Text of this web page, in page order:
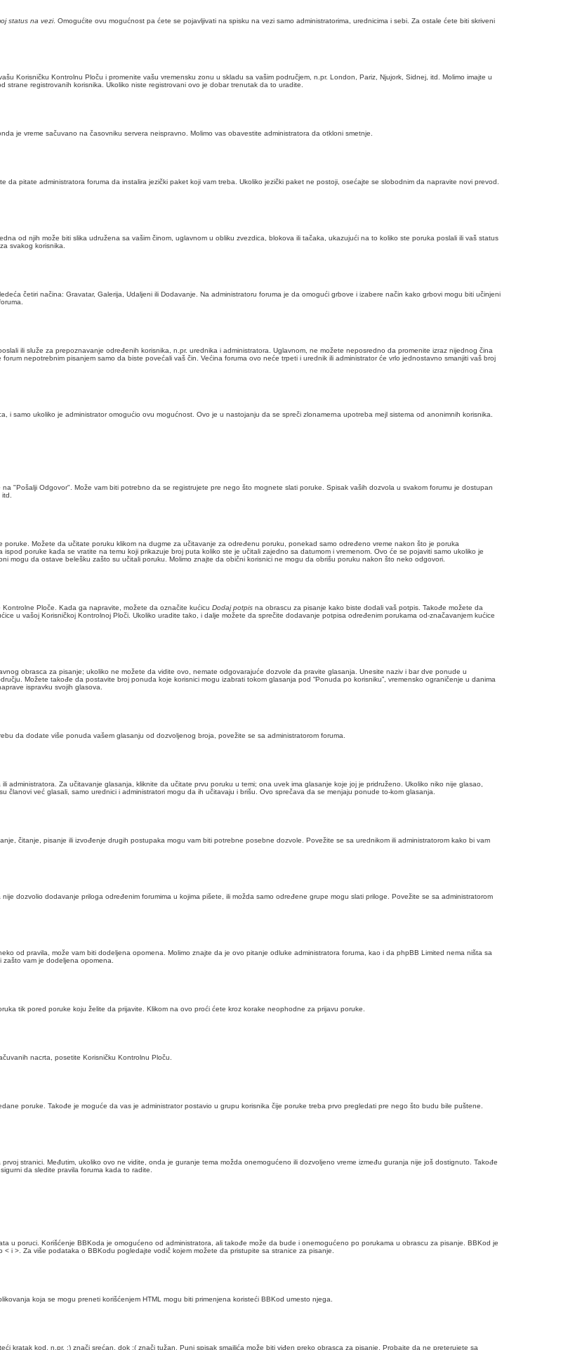
status na vezi. Omogućite ovu mogućnost pa ćete se pojavljivati na spisku na vezi samo administratorima, urednicima i sebi. Za ostale ćete biti skriveni
Korisničku Kontrolnu Ploču i promenite vašu vremensku zonu u skladu sa vašim područjem, n.pr. London, Pariz, Njujork, Sidnej, itd. Molimo imajte u
registrovanih korisnika. Ukoliko niste registrovani ovo je dobar trenutak da to uradite.
je vreme sačuvano na časovniku servera neispravno. Molimo vas obavestite administratora da otkloni smetnje.
da pitate administratora foruma da instalira jezički paket koji vam treba. Ukoliko jezički paket ne postoji, osećajte se slobodnim da napravite novi prevod.
od njih može biti slika udružena sa vašim činom, uglavnom u obliku zvezdica, blokova ili tačaka, ukazujući na to koliko ste poruka poslali ili vaš status
svakog korisnika.
četiri načina: Gravatar, Galerija, Udaljeni ili Dodavanje. Na administratoru foruma je da omogući grbove i izabere način kako grbovi mogu biti učinjeni
ili služe za prepoznavanje određenih korisnika, n.pr. urednika i administratora. Uglavnom, ne možete neposredno da promenite izraz nijednog čina
nepotrebnim pisanjem samo da biste povećali vaš čin. Većina foruma ovo neće trpeti i urednik ili administrator će vrlo jednostavno smanjiti vaš broj
i samo ukoliko je administrator omogućio ovu mogućnost. Ovo je u nastojanju da se spreči zlonamerna upotreba mejl sistema od anonimnih korisnika.
"Pošalji Odgovor". Može vam biti potrebno da se registrujete pre nego što mognete slati poruke. Spisak vaših dozvola u svakom forumu je dostupan
Možete da učitate poruku klikom na dugme za učitavanje za određenu poruku, ponekad samo određeno vreme nakon što je poruka
poruke kada se vratite na temu koji prikazuje broj puta koliko ste je učitali zajedno sa datumom i vremenom. Ovo će se pojaviti samo ukoliko je
mogu da ostave belešku zašto su učitali poruku. Molimo znajte da obični korisnici ne mogu da obrišu poruku nakon što neko odgovori.
Ploče. Kada ga napravite, možete da označite kućicu Dodaj potpis na obrascu za pisanje kako biste dodali vaš potpis. Takođe možete da
u vašoj Korisničkoj Kontrolnoj Ploči. Ukoliko uradite tako, i dalje možete da sprečite dodavanje potpisa određenim porukama od-značavanjem kućice
obrasca za pisanje; ukoliko ne možete da vidite ovo, nemate odgovarajuće dozvole da pravite glasanja. Unesite naziv i bar dve ponude u
Možete takođe da postavite broj ponuda koje korisnici mogu izabrati tokom glasanja pod “Ponuda po korisniku”, vremensko ograničenje u danima
ispravku svojih glasova.
da dodate više ponuda vašem glasanju od dozvoljenog broja, povežite se sa administratorom foruma.
Za učitavanje glasanja, kliknite da učitate prvu poruku u temi; ona uvek ima glasanje koje joj je pridruženo. Ukoliko niko nije glasao,
već glasali, samo urednici i administratori mogu da ih učitavaju i brišu. Ovo sprečava da se menjaju ponude to-kom glasanja.
čitanje, pisanje ili izvođenje drugih postupaka mogu vam biti potrebne posebne dozvole. Povežite se sa urednikom ili administratorom kako bi vam
dozvolio dodavanje priloga određenim forumima u kojima pišete, ili možda samo određene grupe mogu slati priloge. Povežite se sa administratorom
od pravila, može vam biti dodeljena opomena. Molimo znajte da je ovo pitanje odluke administratora foruma, kao i da phpBB Limited nema ništa sa
vam je dodeljena opomena.
tik pored poruke koju želite da prijavite. Klikom na ovo proći ćete kroz korake neophodne za prijavu poruke.
nacrta, posetite Korisničku Kontrolnu Ploču.
poruke. Takođe je moguće da vas je administrator postavio u grupu korisnika čije poruke treba prvo pregledati pre nego što budu bile puštene.
stranici. Međutim, ukoliko ovo ne vidite, onda je guranje tema možda onemogućeno ili dozvoljeno vreme između guranja nije još dostignuto. Takođe
da sledite pravila foruma kada to radite.
u poruci. Korišćenje BBKoda je omogućeno od administratora, ali takođe može da bude i onemogućeno po porukama u obrascu za pisanje. BBKod je
i >. Za više podataka o BBKodu pogledajte vodič kojem možete da pristupite sa stranice za pisanje.
koja se mogu preneti korišćenjem HTML mogu biti primenjena koristeći BBKod umesto njega.
kratak kod, n.pr. :) znači srećan, dok :( znači tužan. Puni spisak smajlića može biti viđen preko obrasca za pisanje. Probajte da ne preterujete sa